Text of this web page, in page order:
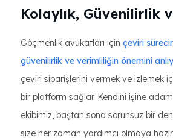
Kolaylık, Güvenilirlik
Göçmenlik avukatları için çeviri
güvenilirlik ve verimliliğin önemini
çeviri siparişlerini vermek ve izlemek
bir platform sağlar. Kendini işine
ekibimiz, baştan sona sorunsuz bir
size her zaman yardımcı olmaya